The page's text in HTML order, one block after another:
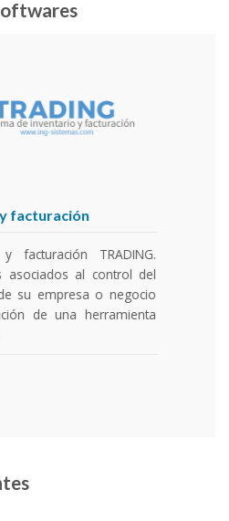
financiero
Automatice la gestión de
(Preindustria) mediante la
sistema que controle todos
nómina, financiamiento,
inventario de pacas,